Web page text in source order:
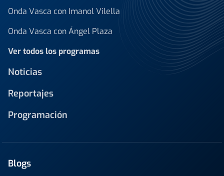
Onda Vasca con Imanol Vilella
Onda Vasca con Ángel Plaza
Ver todos los programas
Noticias
Reportajes
Programación
Blogs